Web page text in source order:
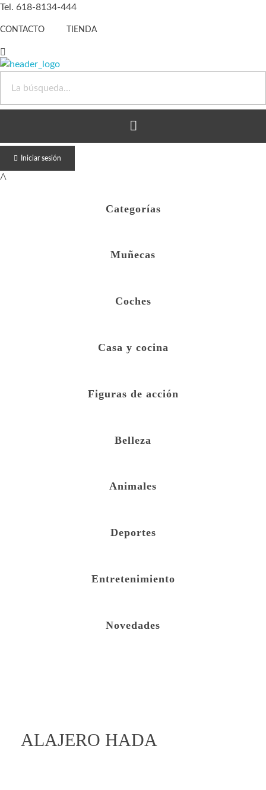
Tel. 618-8134-444
CONTACTO TIENDA
Iniciar sesión
Categorías
Muñecas
Coches
Casa y cocina
Figuras de acción
Belleza
Animales
Deportes
Entretenimiento
Novedades
ALAJERO HADA